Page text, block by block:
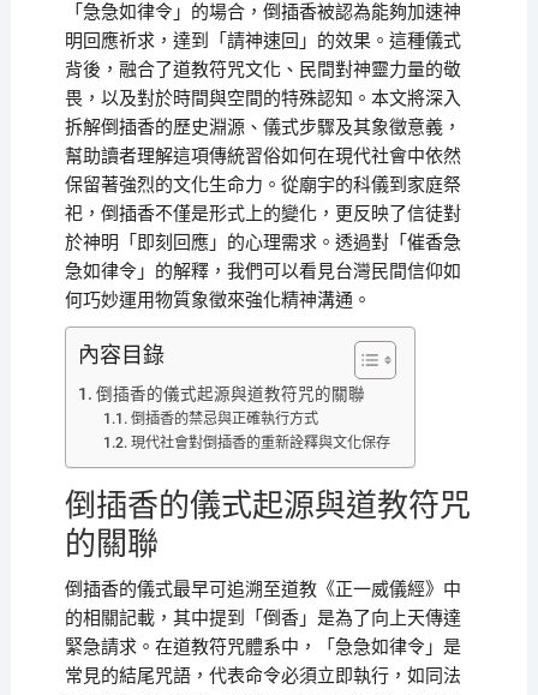
「急急如律令」的場合，倒插香被認為能夠加速神
明回應祈求，達到「請神速回」的效果。這種儀式
背後，融合了道教符咒文化、民間對神靈力量的敬
畏，以及對於時間與空間的特殊認知。本文將深入
拆解倒插香的歷史淵源、儀式步驟及其象徵意義，
幫助讀者理解這項傳統習俗如何在現代社會中依然
保留著強烈的文化生命力。從廟宇的科儀到家庭祭
祀，倒插香不僅是形式上的變化，更反映了信徒對
於神明「即刻回應」的心理需求。透過對「催香急
急如律令」的解釋，我們可以看見台灣民間信仰如
何巧妙運用物質象徵來強化精神溝通。
內容目錄
倒插香的儀式起源與道教符咒的關聯
倒插香的禁忌與正確執行方式
現代社會對倒插香的重新詮釋與文化保存
倒插香的儀式起源與道教符咒
的關聯
倒插香的儀式最早可追溯至道教《正一威儀經》中
的相關記載，其中提到「倒香」是為了向上天傳達
緊急請求。在道教符咒體系中，「急急如律令」是
常見的結尾咒語，代表命令必須立即執行，如同法